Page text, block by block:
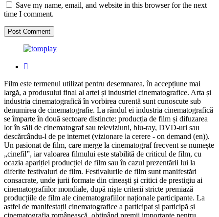
Save my name, email, and website in this browser for the next
time I comment.
Film este termenul utilizat pentru desemnarea, în accepțiune mai
largă, a produsului final al artei și industriei cinematografice. Arta și
industria cinematografică în vorbirea curentă sunt cunoscute sub
denumirea de cinematografie. La rândul ei industria cinematografică
se împarte în două sectoare distincte: producția de film și difuzarea
lor în săli de cinematograf sau televiziuni, blu-ray, DVD-uri sau
descărcându-l de pe internet (vizionare la cerere - on demand (en)).
Un pasionat de film, care merge la cinematograf frecvent se numește
„cinefil”, iar valoarea filmului este stabilită de criticul de film, cu
ocazia apariției producției de film sau în cazul prezentării lui la
diferite festivaluri de film. Festivalurile de film sunt manifestări
consacrate, unde jurii formate din cineaști și critici de prestigiu ai
cinematografiilor mondiale, după niște criterii stricte premiază
producțiile de film ale cinematografiilor naționale participante. La
astfel de manifestații cinematografice a participat și participă și
cinematografia românească, obținând premii importante pentru